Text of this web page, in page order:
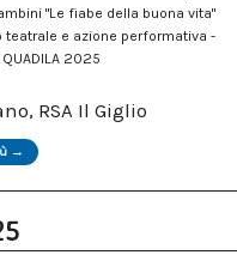
"Le fiabe della buona vita"
teatrale e azione performativa -
QUADILA 2025
RSA Il Giglio
→